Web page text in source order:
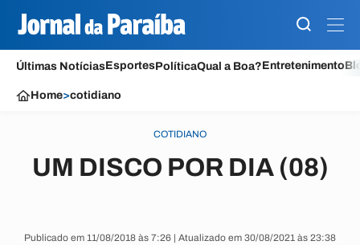
Últimas NotíciasEsportesPolíticaQual a Boa?Entretenimento
Home>cotidiano
COTIDIANO
UM DISCO POR DIA (08)
Publicado em 11/08/2018 às 7:26 | Atualizado em 30/08/2021 às 23:38